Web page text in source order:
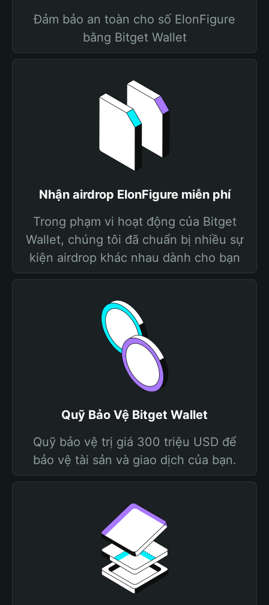
Đảm bảo an toàn cho số ElonFigure
bằng Bitget Wallet
Nhận airdrop ElonFigure miễn phí
Trong phạm vi hoạt động của Bitget
Wallet, chúng tôi đã chuẩn bị nhiều sự
kiện airdrop khác nhau dành cho bạn
Quỹ Bảo Vệ Bitget Wallet
Quỹ bảo vệ trị giá 300 triệu USD để
bảo vệ tài sản và giao dịch của bạn.